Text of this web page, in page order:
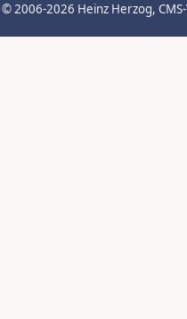
© 2006-2026 Heinz Herzog,